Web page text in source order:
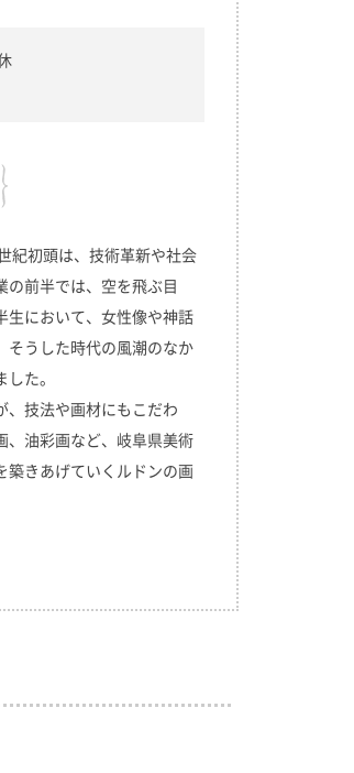
紀初頭は、技術革新や社会
前半では、空を飛ぶ目
生において、女性像や神話
そうした時代の風潮のなか
た。
技法や画材にもこだわ
、油彩画など、岐阜県美術
築きあげていくルドンの画